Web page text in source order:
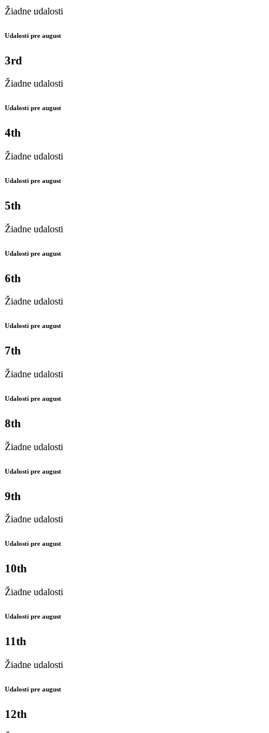
Žiadne udalosti
Udalosti pre august
3rd
Žiadne udalosti
Udalosti pre august
4th
Žiadne udalosti
Udalosti pre august
5th
Žiadne udalosti
Udalosti pre august
6th
Žiadne udalosti
Udalosti pre august
7th
Žiadne udalosti
Udalosti pre august
8th
Žiadne udalosti
Udalosti pre august
9th
Žiadne udalosti
Udalosti pre august
10th
Žiadne udalosti
Udalosti pre august
11th
Žiadne udalosti
Udalosti pre august
12th